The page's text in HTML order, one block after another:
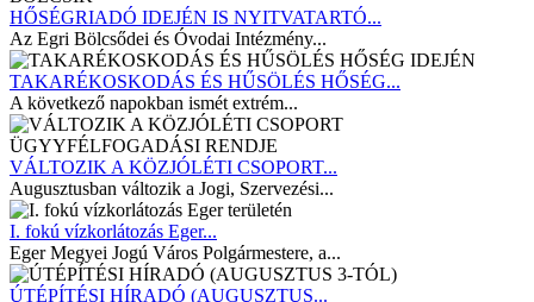
HŐSÉGRIADÓ IDEJÉN IS NYITVATARTÓ...
Az Egri Bölcsődei és Óvodai Intézmény...
TAKARÉKOSKODÁS ÉS HŰSÖLÉS HŐSÉG...
A következő napokban ismét extrém...
VÁLTOZIK A KÖZJÓLÉTI CSOPORT...
Augusztusban változik a Jogi, Szervezési...
I. fokú vízkorlátozás Eger...
Eger Megyei Jogú Város Polgármestere, a...
ÚTÉPÍTÉSI HÍRADÓ (AUGUSZTUS...